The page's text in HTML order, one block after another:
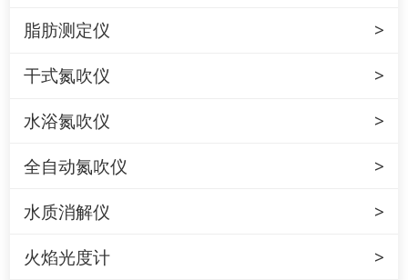
脂肪测定仪
干式氮吹仪
水浴氮吹仪
全自动氮吹仪
水质消解仪
火焰光度计